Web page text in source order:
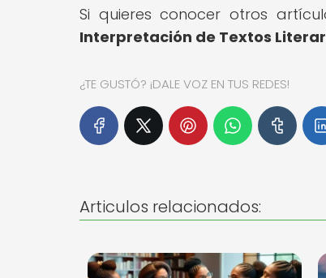
Si quieres conocer otros
Interpretación de Textos
¿TE GUSTÓ? ¡DALE VOZ EN TUS REDES!
Articulos relacionados: